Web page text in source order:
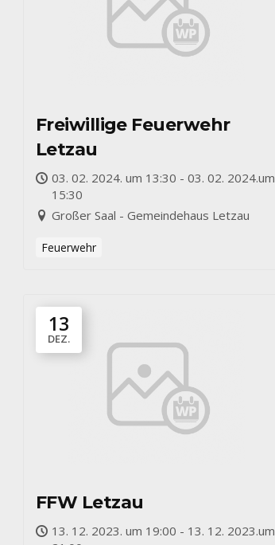
Freiwillige Feuerwehr
Letzau
03. 02. 2024. um 13:30 - 03. 02. 2024.um
15:30
Großer Saal - Gemeindehaus Letzau
Feuerwehr
13
DEZ.
FFW Letzau
13. 12. 2023. um 19:00 - 13. 12. 2023.um